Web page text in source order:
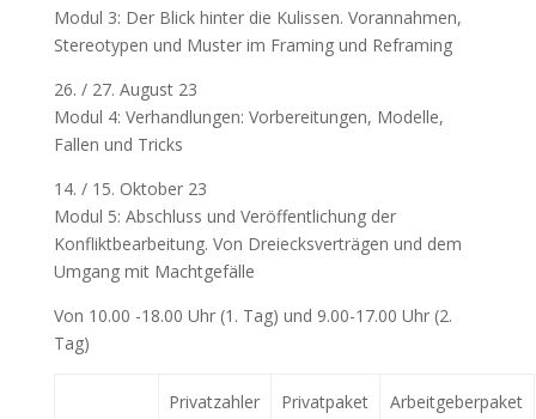
Modul 3: Der Blick hinter die Kulissen. Vorannahmen,
Stereotypen und Muster im Framing und Reframing
26. / 27. August 23
Modul 4: Verhandlungen: Vorbereitungen, Modelle,
Fallen und Tricks
14. / 15. Oktober 23
Modul 5: Abschluss und Veröffentlichung der
Konfliktbearbeitung. Von Dreiecksverträgen und dem
Umgang mit Machtgefälle
Von 10.00 -18.00 Uhr (1. Tag) und 9.00-17.00 Uhr (2.
Tag)
Privatzahler Privatpaket Arbeitgeberpaket